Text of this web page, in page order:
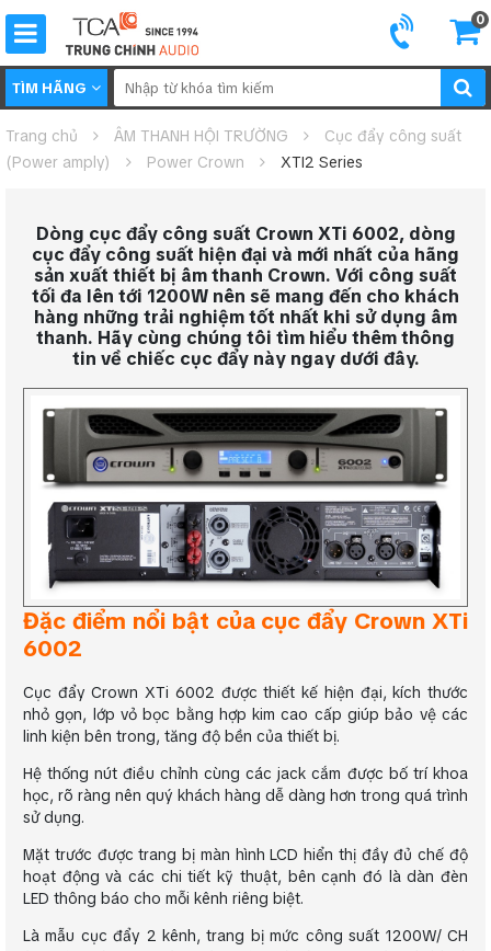
0
TÌM HÃNG
Trang chủ ÂM THANH HỘI TRƯỜNG
Cục đẩy công suất
(Power amply)
Power Crown XTI2 Series
Dòng cục đẩy công suất Crown XTi 6002, dòng
cục đẩy công suất hiện đại và mới nhất của hãng
sản xuất thiết bị âm thanh Crown. Với công suất
tối đa lên tới 1200W nên sẽ mang đến cho khách
hàng những trải nghiệm tốt nhất khi sử dụng âm
thanh. Hãy cùng chúng tôi tìm hiểu thêm thông
tin về chiếc cục đẩy này ngay dưới đây.
Đặc điểm nổi bật của cục đẩy Crown XTi
6002
Cục đẩy Crown XTi 6002 được thiết kế hiện đại, kích thước
nhỏ gọn, lớp vỏ bọc bằng hợp kim cao cấp giúp bảo vệ các
linh kiện bên trong, tăng độ bền của thiết bị.
Hệ thống nút điều chỉnh cùng các jack cắm được bố trí khoa
học, rõ ràng nên quý khách hàng dễ dàng hơn trong quá trình
sử dụng.
Mặt trước được trang bị màn hình LCD hiển thị đầy đủ chế độ
hoạt động và các chi tiết kỹ thuật, bên cạnh đó là dàn đèn
LED thông báo cho mỗi kênh riêng biệt.
Là mẫu cục đẩy 2 kênh, trang bị mức công suất 1200W/ CH